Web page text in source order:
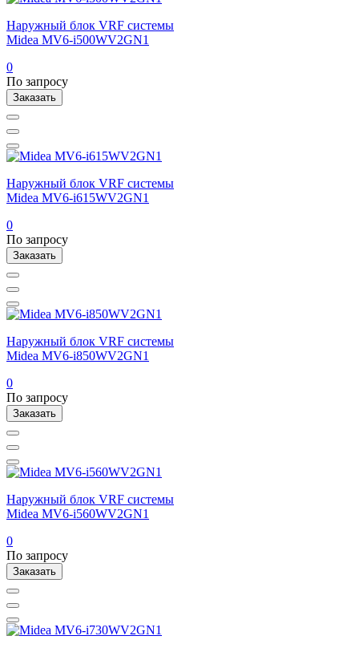
Наружный блок VRF системы
Midea MV6-i500WV2GN1
0
По запросу
Заказать
Наружный блок VRF системы
Midea MV6-i615WV2GN1
0
По запросу
Заказать
Наружный блок VRF системы
Midea MV6-i850WV2GN1
0
По запросу
Заказать
Наружный блок VRF системы
Midea MV6-i560WV2GN1
0
По запросу
Заказать